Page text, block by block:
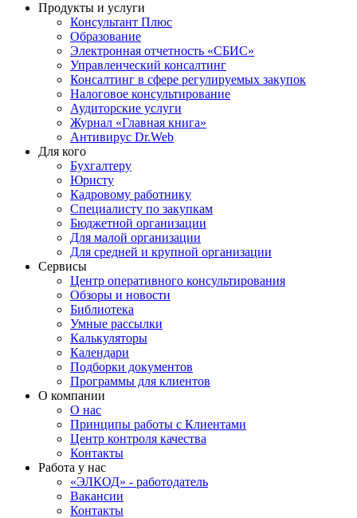
Продукты и услуги
Консультант Плюс
Образование
Электронная отчетность «СБИС»
Управленческий консалтинг
Консалтинг в сфере регулируемых закупок
Налоговое консультирование
Аудиторские услуги
Журнал «Главная книга»
Антивирус Dr.Web
Для кого
Бухгалтеру
Юристу
Кадровому работнику
Специалисту по закупкам
Бюджетной организации
Для малой организации
Для средней и крупной организации
Сервисы
Центр оперативного консультирования
Обзоры и новости
Библиотека
Умные рассылки
Калькуляторы
Календари
Подборки документов
Программы для клиентов
О компании
О нас
Принципы работы с Клиентами
Центр контроля качества
Контакты
Работа у нас
«ЭЛКОД» - работодатель
Вакансии
Контакты